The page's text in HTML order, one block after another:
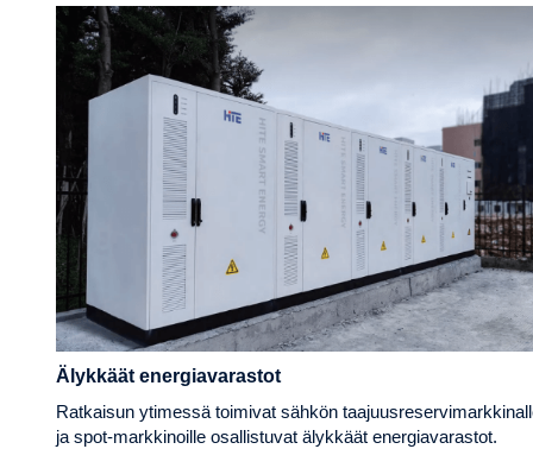
Älykkäät energiavarastot
Ratkaisun ytimessä toimivat sähkön
ja spot-markkinoille osallistuvat älykkäät energiavarastot.